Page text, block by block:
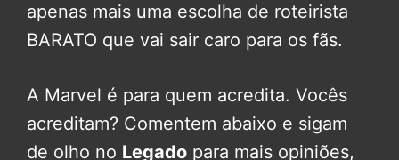
apenas mais uma escolha de roteirista
BARATO que vai sair caro para os fãs.
A Marvel é para quem acredita. Vocês
acreditam? Comentem abaixo e sigam
de olho no Legado para mais opiniões,